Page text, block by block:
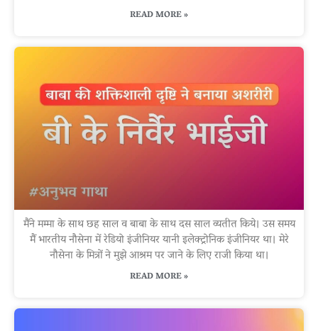
READ MORE »
मैंने मम्मा के साथ छह साल व बाबा के साथ दस साल व्यतीत किये। उस समय
मैं भारतीय नौसेना में रेडियो इंजीनियर यानी इलेक्ट्रोनिक इंजीनियर था। मेरे
नौसेना के मित्रों ने मुझे आश्रम पर जाने के लिए राजी किया था।
READ MORE »